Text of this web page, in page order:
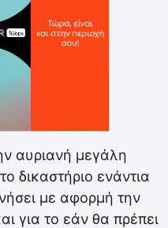
αυριανή μεγάλη
δικαστήριο ενάντια
με αφορμή την
για το εάν θα πρέπει